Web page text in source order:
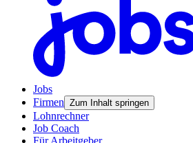
Jobs
Firmen Zum Inhalt springen
Lohnrechner
Job Coach
Für Arbeitgeber